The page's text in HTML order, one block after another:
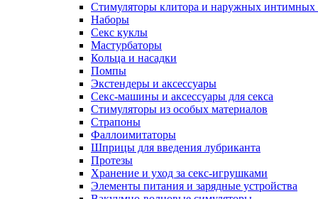
Стимуляторы клитора и наружных интимных
Наборы
Секс куклы
Мастурбаторы
Кольца и насадки
Помпы
Экстендеры и аксессуары
Секс-машины и аксессуары для секса
Стимуляторы из особых материалов
Страпоны
Фаллоимитаторы
Шприцы для введения лубриканта
Протезы
Хранение и уход за секс-игрушками
Элементы питания и зарядные устройства